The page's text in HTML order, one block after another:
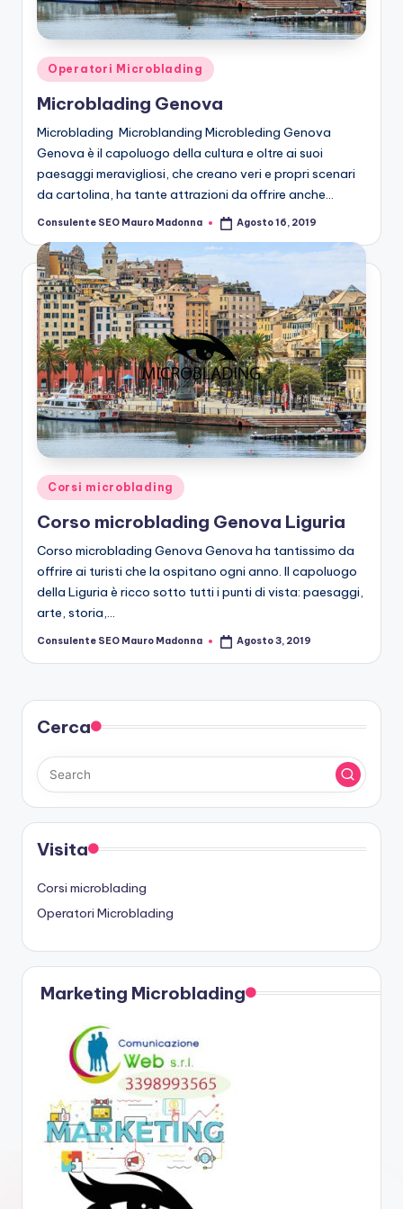
g
M
ic
o
b
n
di
n
g
M
ic
r
o
b
le
di
n
g
Posted
in
Operatori Microblading
Microblading Genova
Microblading Microblanding Microbleding Genova
Genova è il capoluogo della cultura e oltre ai suoi
paesaggi meravigliosi, che creano veri e propri scenari
da cartolina, ha tante attrazioni da offrire anche…
Posted
Consulente SEO Mauro Madonna Agosto 16, 2019
Posted
in
Corsi microblading
Corso microblading Genova Liguria
Corso microblading Genova Genova ha tantissimo da
offrire ai turisti che la ospitano ogni anno. Il capoluogo
della Liguria è ricco sotto tutti i punti di vista: paesaggi,
arte, storia,…
Posted
Consulente SEO Mauro Madonna Agosto 3, 2019
Cerca
Visita
Corsi microblading
Operatori Microblading
Marketing Microblading